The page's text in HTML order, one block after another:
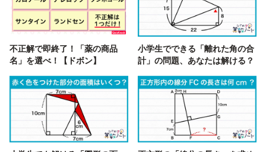
不正解で即終了！「薬の商品
名」を選べ！【ドボン】
小学生でできる「離れた角の合
計」の問題、あなたは解ける？